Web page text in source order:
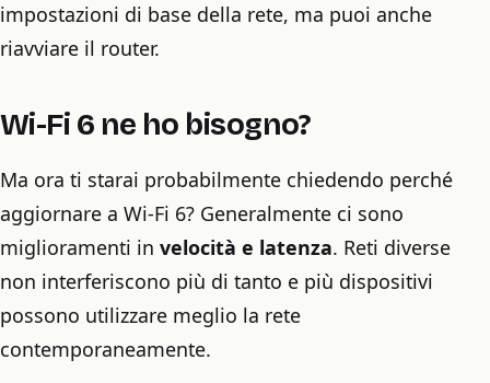
impostazioni di base della rete, ma puoi anche
riavviare il router.
Wi-Fi 6 ne ho bisogno?
Ma ora ti starai probabilmente chiedendo perché
aggiornare a Wi-Fi 6? Generalmente ci sono
miglioramenti in velocità e latenza. Reti diverse
non interferiscono più di tanto e più dispositivi
possono utilizzare meglio la rete
contemporaneamente.